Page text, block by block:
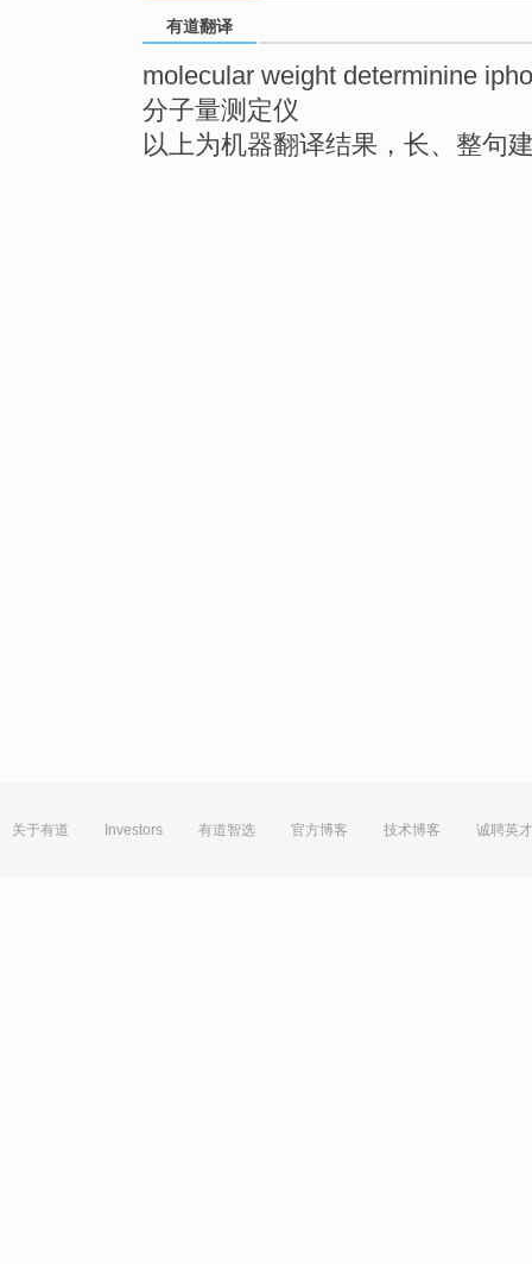
有道翻译
molecular weight determinine
分子量测定仪
以上为机器翻译结果，长、整句
关于有道 Investors 有道智选 官方博客 技术博客 诚聘英才